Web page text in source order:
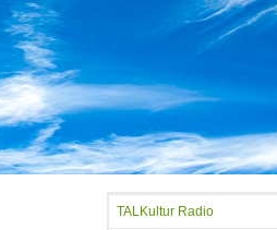
TALKultur Radio